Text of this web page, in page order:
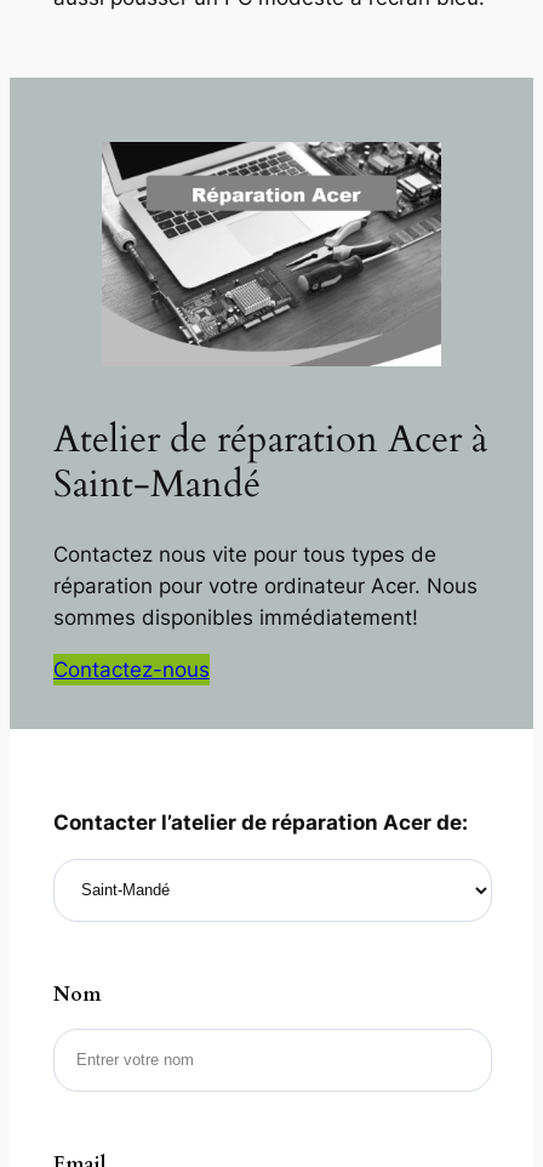
Atelier de réparation Acer à
Saint-Mandé
Contactez nous vite pour tous types de
réparation pour votre ordinateur Acer. Nous
sommes disponibles immédiatement!
Contactez-nous
Contacter l’atelier de réparation Acer de:
Nom